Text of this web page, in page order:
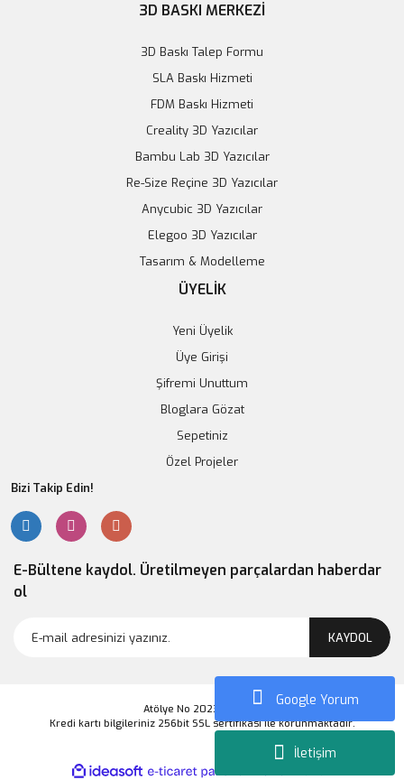
İletişim
3D BASKI MERKEZİ
3D Baskı Talep Formu
SLA Baskı Hizmeti
FDM Baskı Hizmeti
Creality 3D Yazıcılar
Bambu Lab 3D Yazıcılar
Re-Size Reçine 3D Yazıcılar
Anycubic 3D Yazıcılar
Elegoo 3D Yazıcılar
Tasarım & Modelleme
ÜYELİK
Yeni Üyelik
Üye Girişi
Şifremi Unuttum
Bloglara Gözat
Sepetiniz
Özel Projeler
Bizi Takip Edin!
E-Bültene kaydol. Üretilmeyen parçalardan haberdar
ol
KAYDOL
Atölye No 2023 Markası
Kredi kartı bilgileriniz 256bit SSL sertifikası ile korunmaktadır.
Google Yorum
ideasoft